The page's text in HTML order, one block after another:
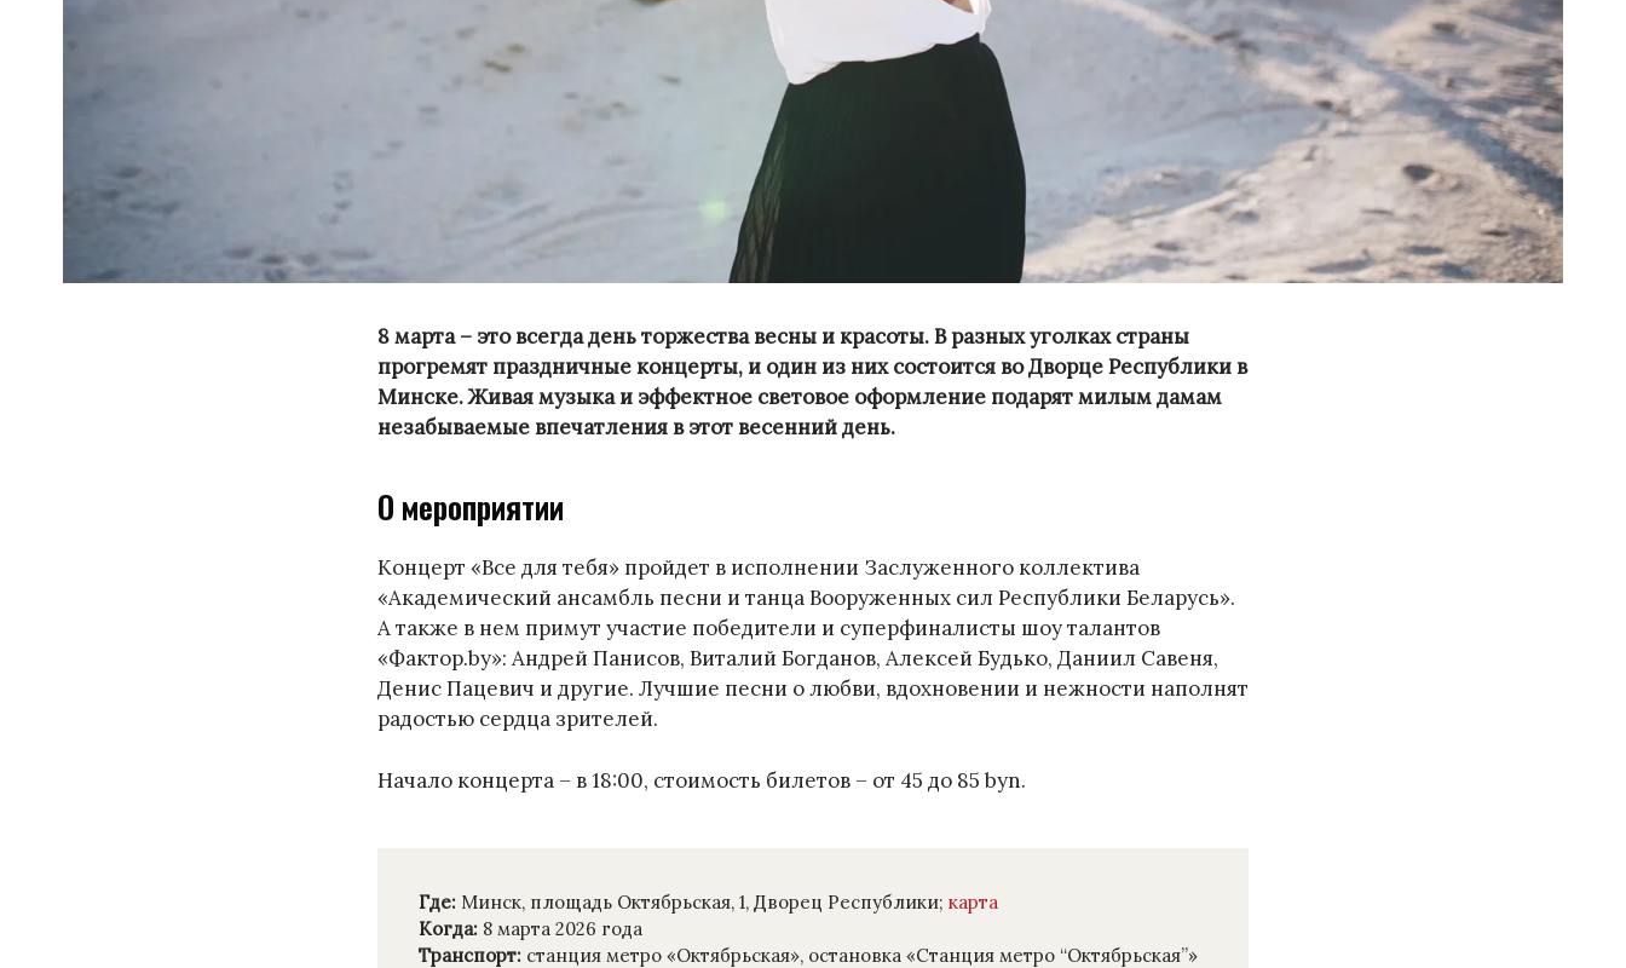
8 марта – это всегда день торжества весны и красоты. В разных уголках страны
прогремят праздничные концерты, и один из них состоится во Дворце Республики в
Минске. Живая музыка и эффектное световое оформление подарят милым дамам
незабываемые впечатления в этот весенний день.
О мероприятии
Концерт «Все для тебя» пройдет в исполнении Заслуженного коллектива
«Академический ансамбль песни и танца Вооруженных сил Республики Беларусь».
А также в нем примут участие победители и суперфиналисты шоу талантов
«Фактор.by»: Андрей Панисов, Виталий Богданов, Алексей Будько, Даниил Савеня,
Денис Пацевич и другие. Лучшие песни о любви, вдохновении и нежности наполнят
радостью сердца зрителей.
Начало концерта – в 18:00, стоимость билетов – от 45 до 85 byn.
Где: Минск, площадь Октябрьская, 1, Дворец Республики; карта
Когда: 8 марта 2026 года
Транспорт: станция метро «Октябрьская», остановка «Станция метро “Октябрьская”»